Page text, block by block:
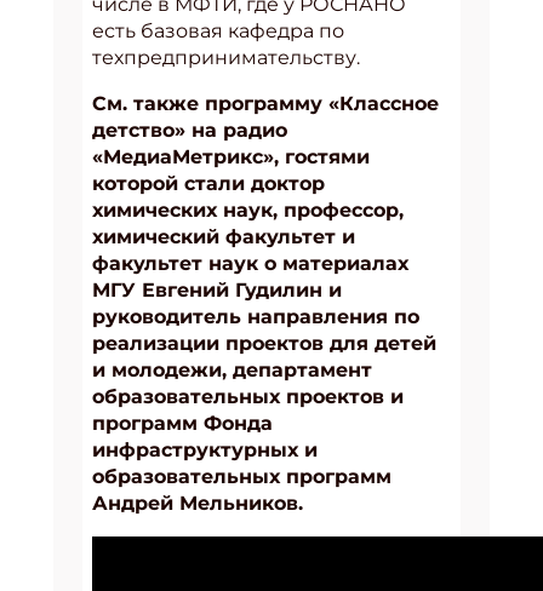
есть базовая кафедра по
техпредпринимательству.
См. также программу «Классное
детство» на радио
«МедиаМетрикс», гостями
которой стали доктор
химических наук, профессор,
химический факультет и
факультет наук о материалах
МГУ Евгений Гудилин и
руководитель направления по
реализации проектов для детей
и молодежи, департамент
образовательных проектов и
программ Фонда
инфраструктурных и
образовательных программ
Андрей Мельников.